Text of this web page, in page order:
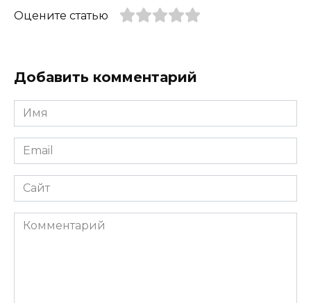
Оцените статью
Добавить комментарий
Имя
*
Email
*
Сайт
Комментарий